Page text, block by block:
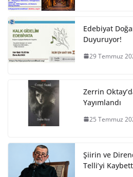
Edebiyat
Duyuruyor!
29 Temmuz
Zerrin
Yayımlandı
25 Temmuz
Şiirin ve
Telli’yi